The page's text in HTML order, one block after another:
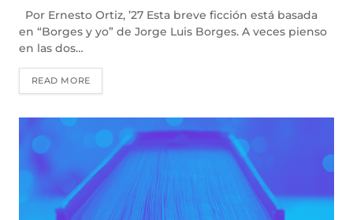
Por Ernesto Ortiz, ’27 Esta breve ficción está basada
en “Borges y yo” de Jorge Luis Borges. A veces pienso
en las dos…
READ MORE